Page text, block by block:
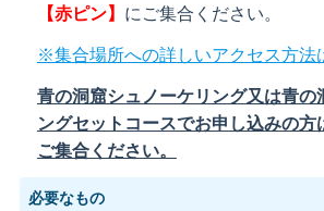
【赤ピン】 にご集合ください。
※集合場所への詳しいアクセス方法
青の洞窟シュノーケリング又は青の
ングセットコースでお申し込みの方
ご集合ください。
必要なもの